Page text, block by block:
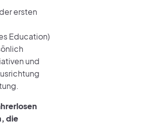
ersten
Education)
und
die